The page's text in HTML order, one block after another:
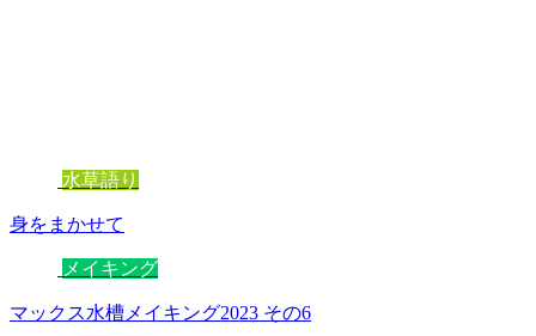
水草語り
身をまかせて
メイキング
マックス水槽メイキング2023 その6